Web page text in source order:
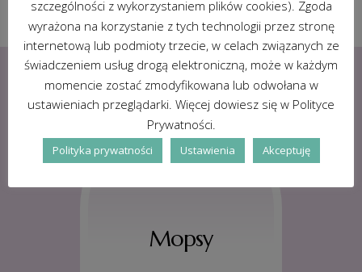
Mopsy
szczególności z wykorzystaniem plików cookies). Zgoda
wyrażona na korzystanie z tych technologii przez stronę
internetową lub podmioty trzecie, w celach związanych ze
świadczeniem usług drogą elektroniczną, może w każdym
momencie zostać zmodyfikowana lub odwołana w
ustawieniach przeglądarki. Więcej dowiesz się w Polityce
Prywatności.
Polityka prywatności Ustawienia Akceptuję